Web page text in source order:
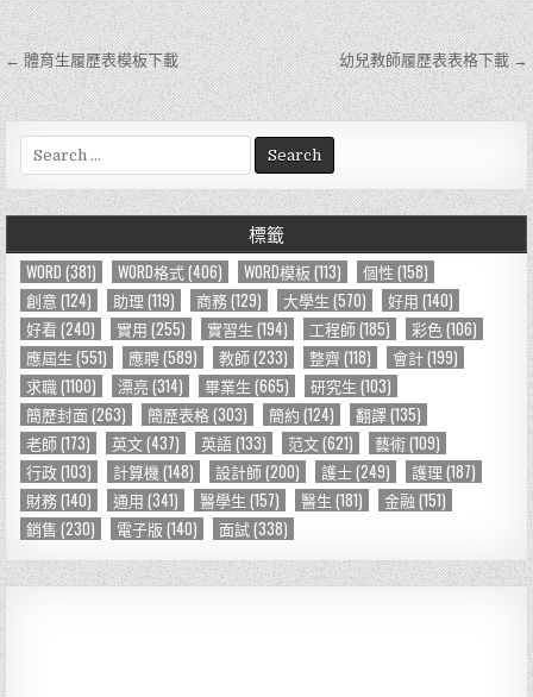
文
章
導
覽
← 體育生履歷表模板下載 幼兒教師履歷表表格下載 →
e
a
r
h
f
o
r
標籤
WORD (381) WORD格式(406) WORD模板(113) 個性 (158)
創意 (124) 助理 (119) 商務(129) 大學生 (570) 好用 (140)
好看 (240) 實用 (255) 實習生 (194) 工程師(185) 彩色 (106)
應屆生 (551) 應聘(589) 教師(233) 整齊(118) 會計(199)
求職(1100) 漂亮 (314) 畢業生 (665) 研究生 (103)
簡歷封面(263) 簡歷表格(303) 簡約 (124) 翻譯(135)
老師(173) 英文(437) 英語(133) 范文(621) 藝術(109)
行政(103) 計算機 (148) 設計師(200) 護士(249) 護理 (187)
財務(140) 通用 (341) 醫學生 (157) 醫生 (181) 金融 (151)
銷售 (230) 電子版 (140) 面試(338)